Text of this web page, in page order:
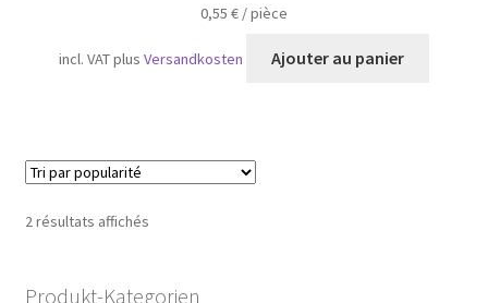
0,55 € /pièce
incl. VATplusVersandkosten Ajouter au panier
2 résultats affichésTrié
Produkt-Kategorien